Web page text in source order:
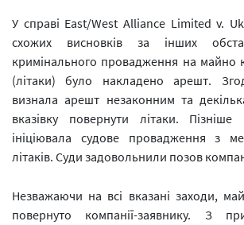
У справі East/West Alliance Limited v.
схожих висновків за інших
кримінального провадження на майно
(літаки) було накладено арешт.
визнала арешт незаконним та
вказівку повернути літаки. Пізніше
ініціювала судове провадження з
літаків. Суди задовольнили позов
Незважаючи на всі вказані заходи,
повернуто компанії-заявнику. З